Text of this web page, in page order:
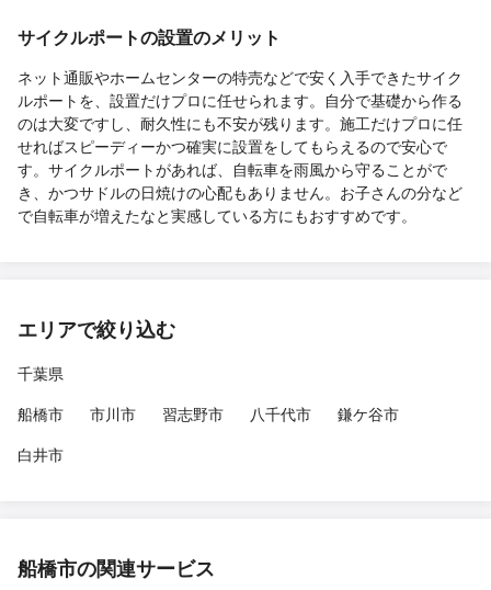
サイクルポートの設置のメリット
ネット通販やホームセンターの特売などで安く入手できたサイク
ルポートを、設置だけプロに任せられます。自分で基礎から作る
のは大変ですし、耐久性にも不安が残ります。施工だけプロに任
せればスピーディーかつ確実に設置をしてもらえるので安心で
す。サイクルポートがあれば、自転車を雨風から守ることがで
き、かつサドルの日焼けの心配もありません。お子さんの分など
で自転車が増えたなと実感している方にもおすすめです。
エリアで絞り込む
千葉県
船橋市
市川市 習志野市 八千代市
鎌ケ谷市
白井市
船橋市の関連サービス